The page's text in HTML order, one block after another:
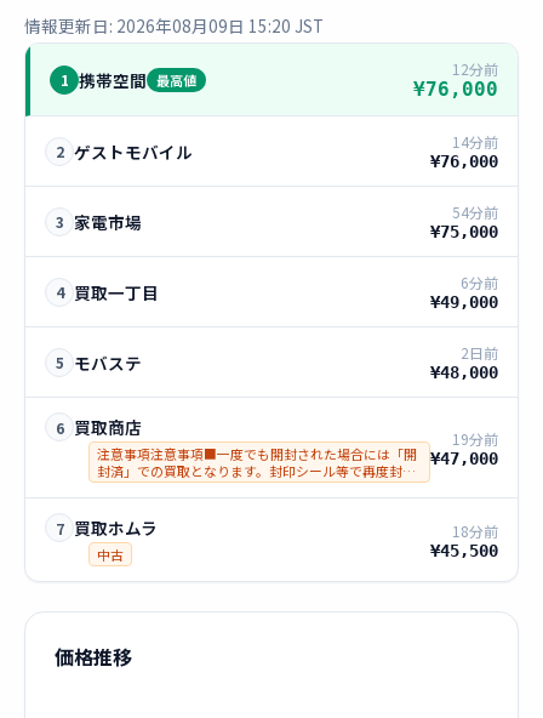
情報更新日: 2026年08月09日 15:20 JST
1 携帯空間 最高値
12分前
¥76,000
2 ゲストモバイル 14分前
¥76,000
3 家電市場 54分前
¥75,000
4 買取一丁目 6分前
¥49,000
5 モバステ 2日前
¥48,000
6 買取商店
注意事項注意事項■一度でも開封された場合には「開
封済」での買取となります。封印シール等で再度封を
した商品は着払いにて返却し、悪質な方は詐欺にて警
察へ通報いたします。■偽物につきまして発覚した場
合、その場で警察通報します。
19分前
¥47,000
7 買取ホムラ
中古
18分前
¥45,500
価格推移